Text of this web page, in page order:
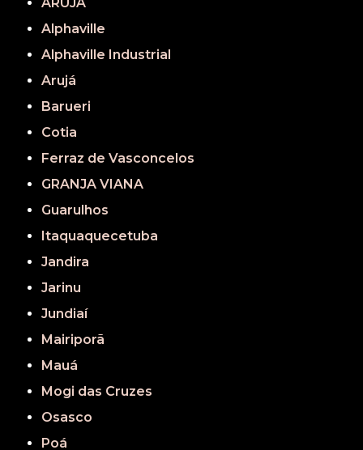
Alphaville
Alphaville Industrial
Arujá
Barueri
Cotia
Ferraz de Vasconcelos
GRANJA VIANA
Guarulhos
Itaquaquecetuba
Jandira
Jarinu
Jundiaí
Mairiporã
Mauá
Mogi das Cruzes
Osasco
Poá